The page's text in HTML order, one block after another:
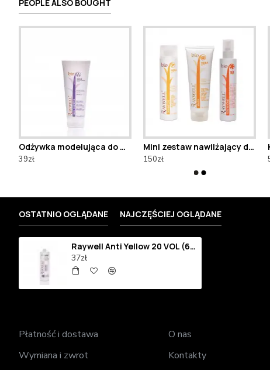
PEOPLE ALSO BOUGHT
Odżywka modelująca do włosów kręconych Bio Raywell Wave
39zł
Mini zestaw nawilżający do włosów suchych bio HIDRA
150zł
169zł 150zł
OSTATNIO OGLĄDANE NAJCZĘŚCIEJ OGLĄDANE
Raywell Anti Yellow 20 VOL (6%) utleniacz zapobiegający żółknięciu
37zł
Płatność i dostawa
Wymiana i zwrot
O nas
Kontakty